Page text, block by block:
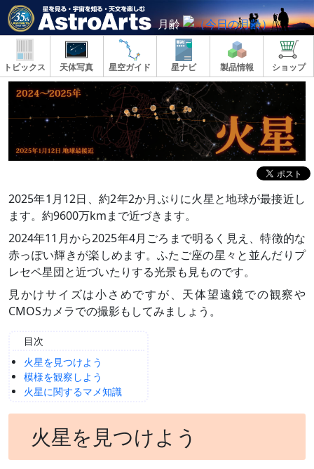
月齢
トピックス 天体写真 星空ガイド 星ナビ 製品情報 ショップ
2025年1月12日、約2年2か月ぶりに火星と地球が最接近し
ます。約9600万kmまで近づきます。
2024年11月から2025年4月ごろまで明るく見え、特徴的な
赤っぽい輝きが楽しめます。ふたご座の星々と並んだりプ
レセペ星団と近づいたりする光景も見ものです。
見かけサイズは小さめですが、天体望遠鏡での観察や
CMOSカメラでの撮影もしてみましょう。
目次
火星を見つけよう
模様を観察しよう
火星に関するマメ知識
火星を見つけよう